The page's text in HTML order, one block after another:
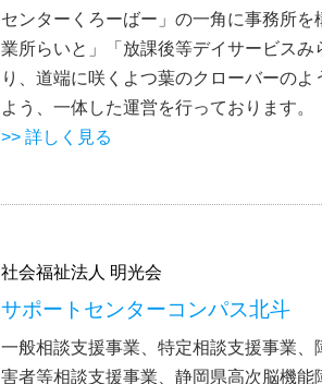
センターくろーばー」の一角に事務所
業所らいと」「放課後等デイサービス
り、道端に咲くよつ葉のクローバーの
よう、一体した運営を行っております。
>> 詳しく見る
社会福祉法人 明光会
サポートセンターコンパス北斗
一般相談支援事業、特定相談支援事業
害者等相談支援事業、静岡県高次脳機